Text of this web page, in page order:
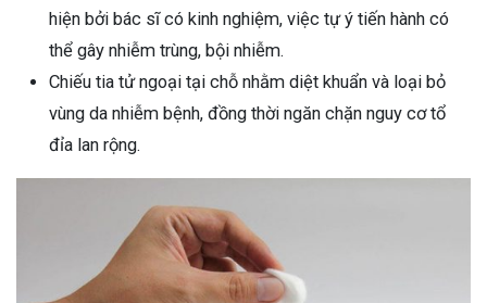
hiện bởi bác sĩ có kinh nghiệm, việc tự ý tiến hành có
thể gây nhiễm trùng, bội nhiễm.
Chiếu tia tử ngoại tại chỗ nhằm diệt khuẩn và loại bỏ
vùng da nhiễm bệnh, đồng thời ngăn chặn nguy cơ tổ
đỉa lan rộng.